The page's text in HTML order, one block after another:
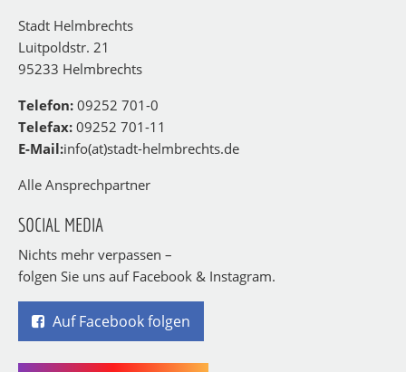
Stadt Helmbrechts
Luitpoldstr. 21
95233 Helmbrechts
Telefon: 09252 701-0
Telefax: 09252 701-11
E-Mail:info(at)stadt-helmbrechts.de
Alle Ansprechpartner
SOCIAL MEDIA
Nichts mehr verpassen –
folgen Sie uns auf Facebook & Instagram.
Auf Facebook folgen